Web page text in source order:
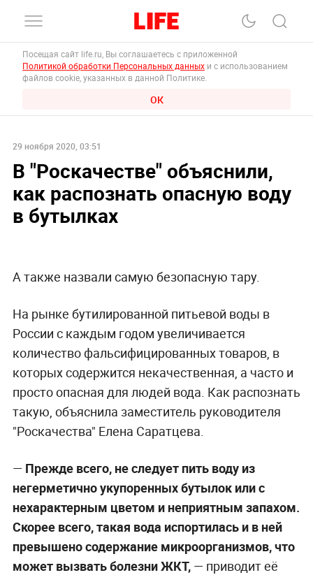
Посещая сайт life.ru, Вы соглашаетесь с приложенной
Политикой обработки Персональных данных и с использованием
файлов cookie, указанных в данной Политике.
ОК
29 ноября 2020, 03:51
В "Роскачестве" объяснили,
как распознать опасную воду
в бутылках
А также назвали самую безопасную тару.
На рынке бутилированной питьевой воды в
России с каждым годом увеличивается
количество фальсифицированных товаров, в
которых содержится некачественная, а часто и
просто опасная для людей вода. Как распознать
такую, объяснила заместитель руководителя
"Роскачества" Елена Саратцева.
— Прежде всего, не следует пить воду из
негерметично укупоренных бутылок или с
нехарактерным цветом и неприятным запахом.
Скорее всего, такая вода испортилась и в ней
превышено содержание микроорганизмов, что
может вызвать болезни ЖКТ,— приводит её